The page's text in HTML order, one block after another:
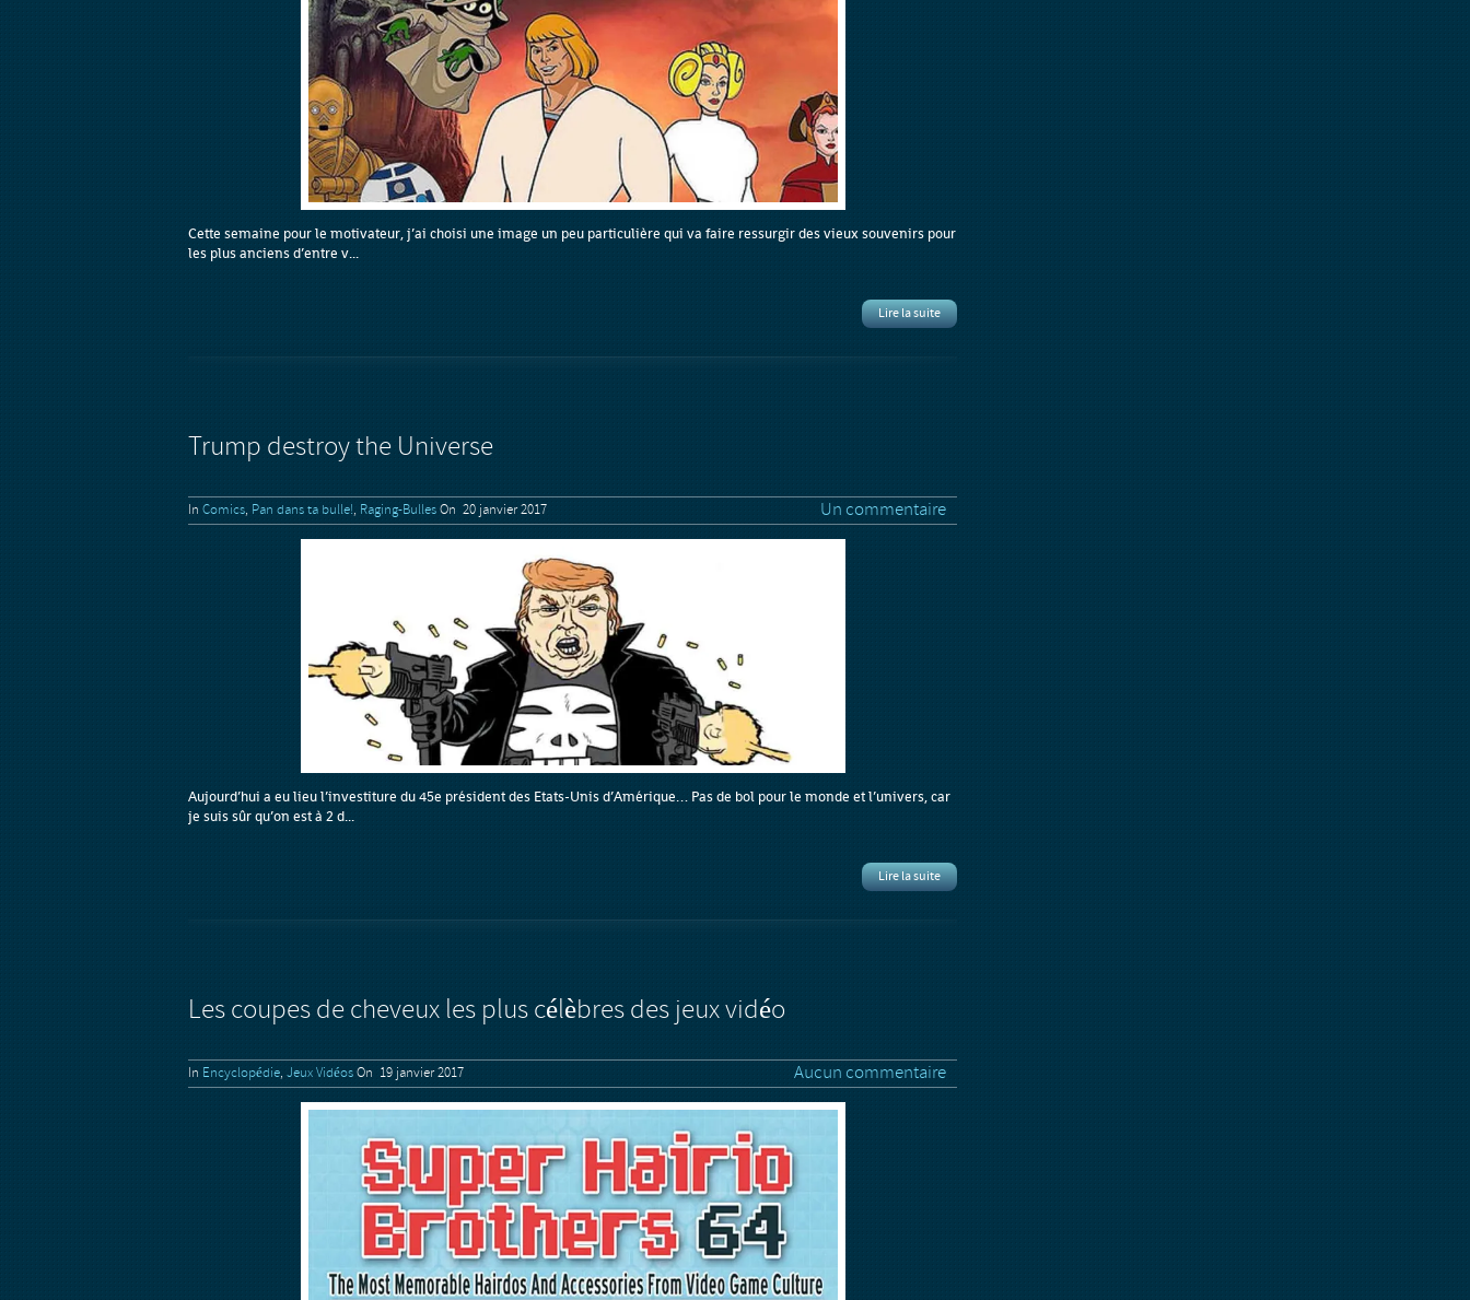
Cette semaine pour le motivateur, j’ai choisi une image un peu particulière qui va faire ressurgir des vieux souvenirs pour
les plus anciens d’entre v...
Lire la suite
Trump destroy the Universe
Un commentaire
In Comics, Pan dans ta bulle!, Raging-Bulles On 20 janvier 2017
Aujourd’hui a eu lieu l’investiture du 45e président des Etats-Unis d’Amérique… Pas de bol pour le monde et l’univers, car
je suis sûr qu’on est à 2 d...
Lire la suite
Les coupes de cheveux les plus célèbres des jeux vidéo
Aucun commentaire
In Encyclopédie, Jeux Vidéos On 19 janvier 2017